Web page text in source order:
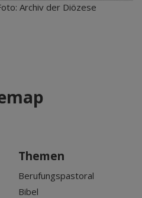
Archiv der Diözese
Themen
Berufungspastoral
Bibel